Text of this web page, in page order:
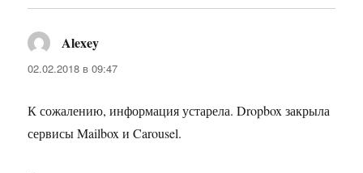
Alexey
02.02.2018 в 09:47
К сожалению, информация устарела. Dropbox закрыла
сервисы Mailbox и Carousel.